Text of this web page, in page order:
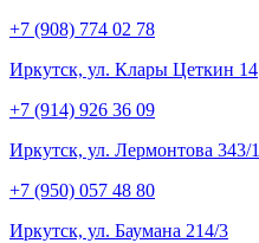
+7 (908) 774 02 78
Иркутск, ул. Клары Цеткин 14
+7 (914) 926 36 09
Иркутск, ул. Лермонтова 343/1
+7 (950) 057 48 80
Иркутск, ул. Баумана 214/3